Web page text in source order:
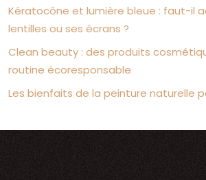
Kératocône et lumière bleue : faut-il
lentilles ou ses écrans ?
Clean beauty : des produits
routine écoresponsable
Les bienfaits de la peinture naturelle